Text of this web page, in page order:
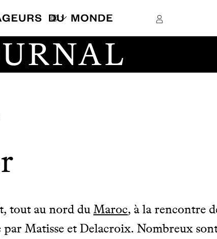
tout au nord du Maroc, à la rencontre
Matisse et Delacroix. Nombreux